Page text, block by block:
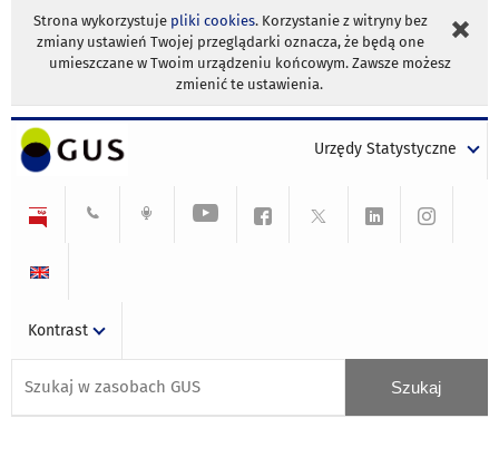
Strona wykorzystuje pliki cookies. Korzystanie z witryny bez
zmiany ustawień Twojej przeglądarki oznacza, że będą one
umieszczane w Twoim urządzeniu końcowym. Zawsze możesz
zmienić te ustawienia.
Urzędy Statystyczne
Kontrast